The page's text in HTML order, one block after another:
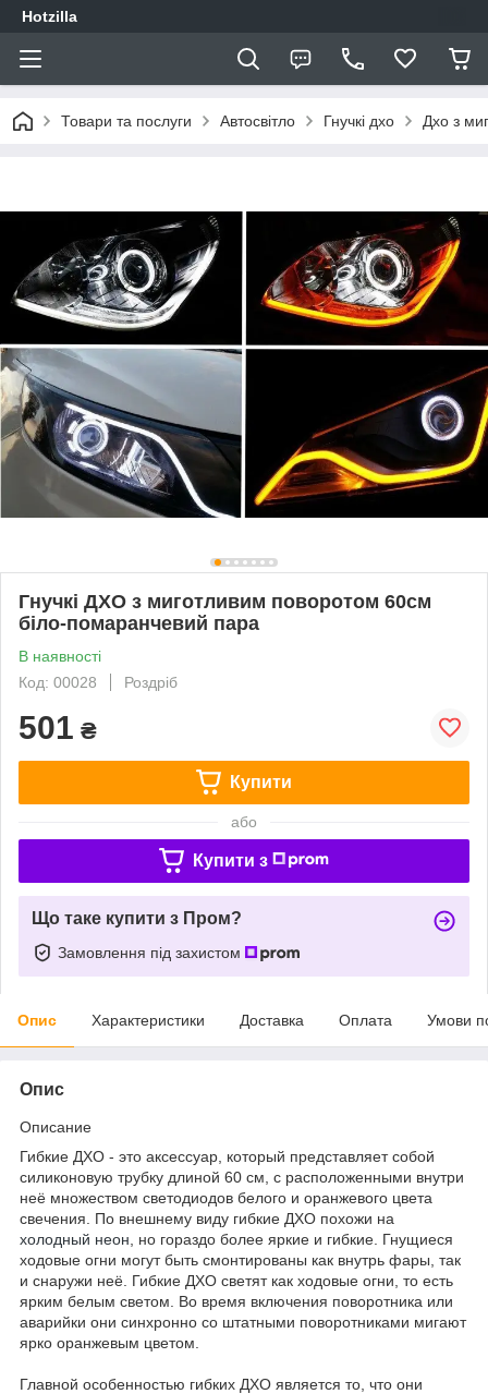
Hotzilla
Товари та послуги Автосвітло Гнучкі дхо Дхо з
Гнучкі ДХО з миготливим поворотом 60см
біло-помаранчевий пара
В наявності
Код: 00028
Роздріб
501 ₴
Купити
або
Купити з
Що таке купити з Пром?
Замовлення під захистом
Опис Характеристики Доставка Оплата Умови
Опис
Описание
Гибкие ДХО - это аксессуар, который представляет собой
силиконовую трубку длиной 60 см, с расположенными внутри
неё множеством светодиодов белого и оранжевого цвета
свечения. По внешнему виду гибкие ДХО похожи на
холодный неон , но гораздо более яркие и гибкие. Гнущиеся
ходовые огни могут быть смонтированы как внутрь фары, так
и снаружи неё. Гибкие ДХО светят как ходовые огни, то есть
ярким белым светом. Во время включения поворотника или
аварийки они синхронно со штатными поворотниками мигают
ярко оранжевым цветом.
Главной особенностью гибких ДХО является то, что они